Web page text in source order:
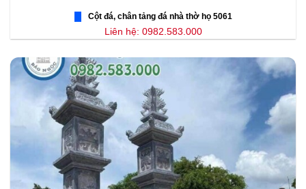
Cột đá, chân tảng đá nhà thờ họ 5061
Liên hệ: 0982.583.000